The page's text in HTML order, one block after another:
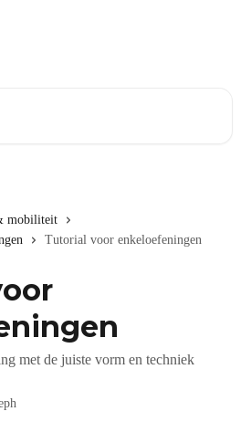
mobiliteit
Tutorial voor enkeloefeningen
met de juiste vorm en techniek